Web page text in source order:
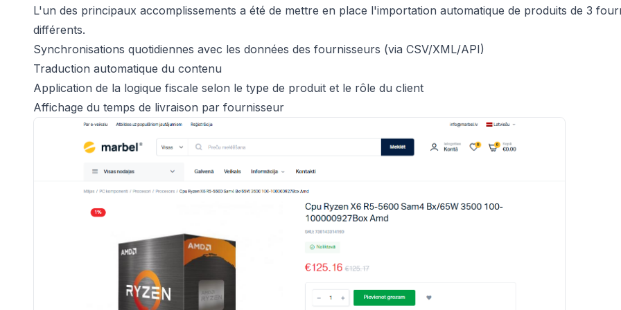
L'un des principaux accomplissements a été de mettre en place l'importation automatique de produits de 3
différents.
Synchronisations quotidiennes avec les données des fournisseurs (via CSV/XML/API)
Traduction automatique du contenu
Application de la logique fiscale selon le type de produit et le rôle du client
Affichage du temps de livraison par fournisseur